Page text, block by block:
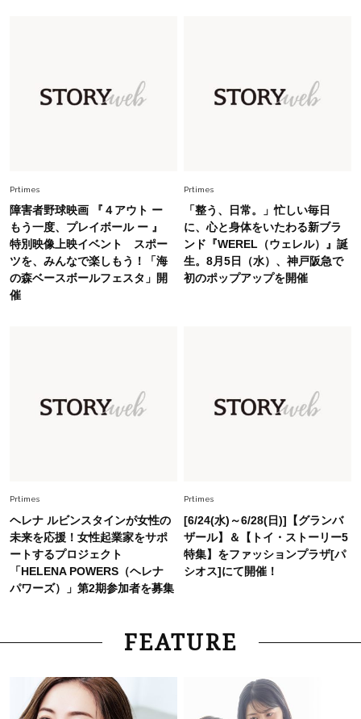
Fashion
今、40代の「メガネ＆サングラス」のトレンド
に更新あり！“黒ぶち以外”が新定番に
【40代のTシャツコーデ】超ビッグサイズ×きれ
いめハーフパンツでモードに昇華
やぐ【甘め黒アイテム】3選
Prtimes
障害者野球映画 『４アウト ー
もう一度、プレイボール ー 』
特別映像上映イベント スポー
ツを、みんなで楽しもう！「海
の森ベースボールフェスタ」開
催
Prtimes
「整う、日常。」忙しい毎日
に、心と身体をいたわる新ブラ
ンド『WEREL（ウェレル）』誕
生。8月5日（水）、神戸阪急で
初のポップアップを開催
Prtimes
ヘレナ ルビンスタインが女性の
未来を応援！女性起業家をサポ
ートするプロジェクト
「HELENA POWERS（ヘレナ
パワーズ）」第2期参加者を募集
Prtimes
[6/24(水)～6/28(日)]【グランバ
ザール】＆【トイ・ストーリー5
特集】をファッションプラザ[パ
シオス]にて開催！
FEATURE